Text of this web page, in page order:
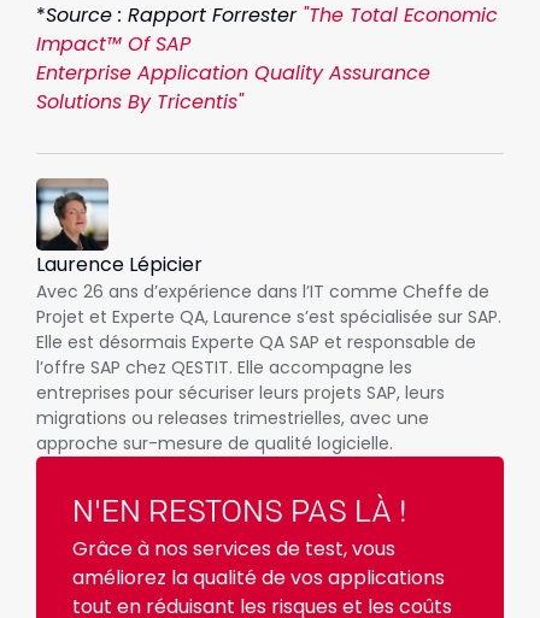
*Source : Rapport Forrester "The Total Economic
Impact™ Of SAP
Enterprise Application Quality Assurance
Solutions By Tricentis"
Laurence Lépicier
Avec 26 ans d’expérience dans l’IT comme Cheffe de
Projet et Experte QA, Laurence s’est spécialisée sur SAP.
Elle est désormais Experte QA SAP et responsable de
l’offre SAP chez QESTIT. Elle accompagne les
entreprises pour sécuriser leurs projets SAP, leurs
migrations ou releases trimestrielles, avec une
approche sur-mesure de qualité logicielle.
N'EN RESTONS PAS LÀ !
Grâce à nos services de test, vous
améliorez la qualité de vos applications
tout en réduisant les risques et les coûts